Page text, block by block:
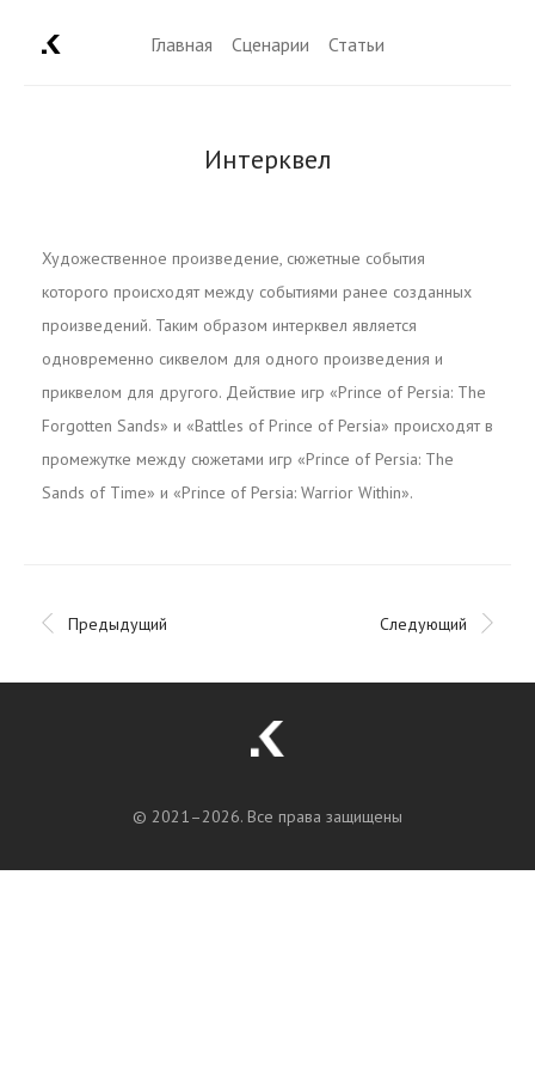
Главная Сценарии Статьи
Интерквел
Художественное произведение, сюжетные события
которого происходят между событиями ранее созданных
произведений. Таким образом интерквел является
одновременно сиквелом для одного произведения и
приквелом для другого. Действие игр «Prince of Persia: The
Forgotten Sands» и «Battles of Prince of Persia» происходят в
промежутке между сюжетами игр «Prince of Persia: The
Sands of Time» и «Prince of Persia: Warrior Within».
Предыдущий Следующий
© 2021–2026. Все права защищены